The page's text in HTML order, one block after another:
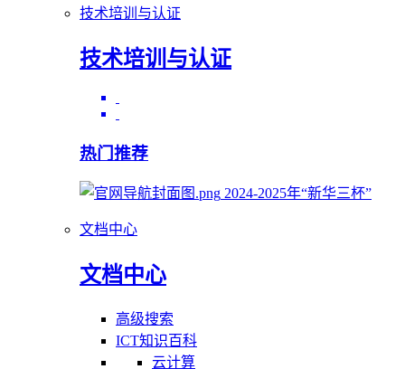
技术培训与认证
技术培训与认证
热门推荐
2024-2025年“新华三杯”
文档中心
文档中心
高级搜索
ICT知识百科
云计算